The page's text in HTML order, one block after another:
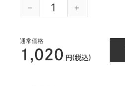
通常価格
1,020 円(税込)